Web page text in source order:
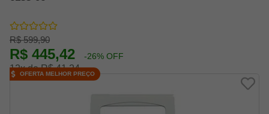
R$ 599,90
R$ 445,42 -26% OFF
12x de R$ 41,24
OFERTA MELHOR PREÇO